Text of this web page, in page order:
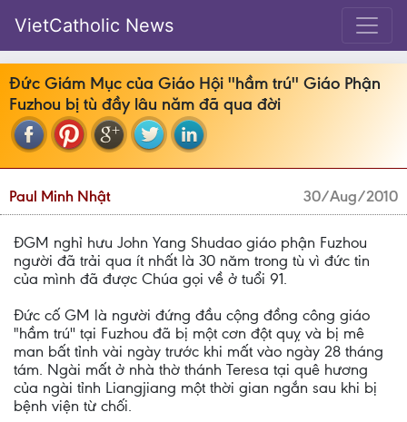
VietCatholic News
Đức Giám Mục của Giáo Hội ''hầm trú'' Giáo Phận
Fuzhou bị tù đầy lâu năm đã qua đời
Paul Minh Nhật 30/Aug/2010
ĐGM nghỉ hưu John Yang Shudao giáo phận Fuzhou
người đã trải qua ít nhất là 30 năm trong tù vì đức tin
của mình đã được Chúa gọi về ở tuổi 91.
Đức cố GM là người đứng đầu cộng đồng công giáo
"hầm trú'' tại Fuzhou đã bị một cơn đột quỵ và bị mê
man bất tỉnh vài ngày trước khi mất vào ngày 28 tháng
tám. Ngài mất ở nhà thờ thánh Teresa tại quê hương
của ngài tỉnh Liangjiang một thời gian ngắn sau khi bị
bệnh viện từ chối.